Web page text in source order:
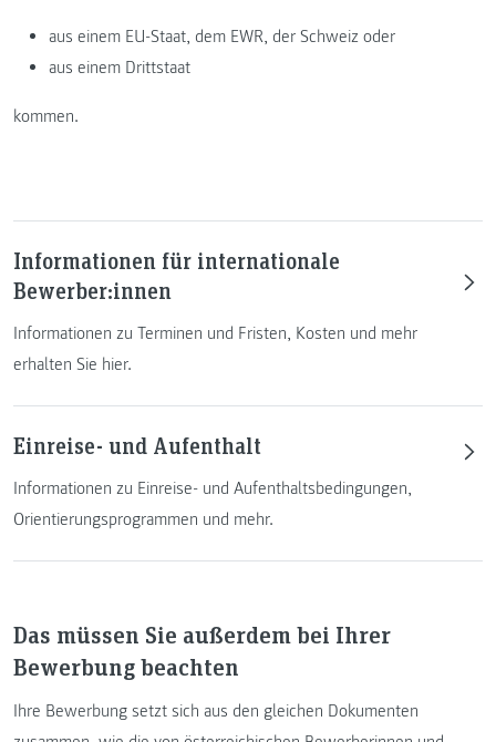
aus einem EU-Staat, dem EWR, der Schweiz oder
aus einem Drittstaat
kommen.
Informationen für internationale
Bewerber:innen
Informationen zu Terminen und Fristen, Kosten und mehr
erhalten Sie hier.
Einreise- und Aufenthalt
Informationen zu Einreise- und Aufenthaltsbedingungen,
Orientierungsprogrammen und mehr.
Das müssen Sie außerdem bei Ihrer
Bewerbung beachten
Ihre Bewerbung setzt sich aus den gleichen Dokumenten